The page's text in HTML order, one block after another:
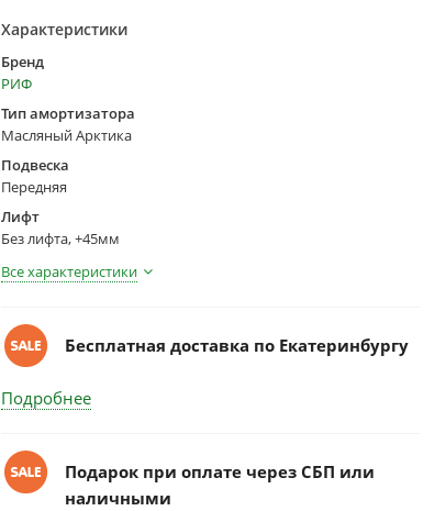
Характеристики
Бренд
РИФ
Тип амортизатора
Масляный Арктика
Подвеска
Передняя
Лифт
Без лифта, +45мм
Все характеристики
Бесплатная доставка по Екатеринбургу
Подробнее
Подарок при оплате через СБП или
наличными